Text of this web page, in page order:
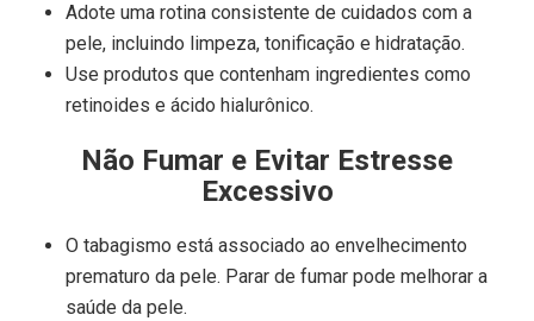
Adote uma rotina consistente de cuidados com a
pele, incluindo limpeza, tonificação e hidratação.
Use produtos que contenham ingredientes como
retinoides e ácido hialurônico.
Não Fumar e Evitar Estresse
Excessivo
O tabagismo está associado ao envelhecimento
prematuro da pele. Parar de fumar pode melhorar a
saúde da pele.